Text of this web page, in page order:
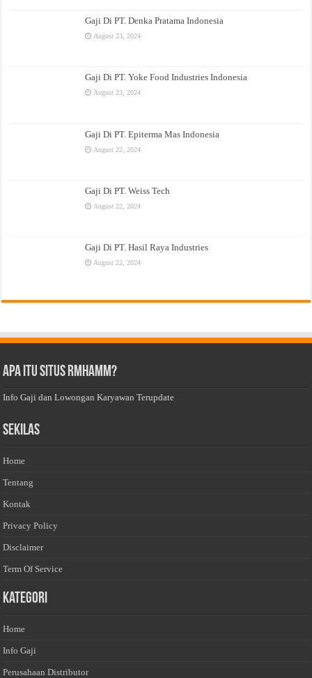
Gaji Di PT. Denka Pratama Indonesia
August 23, 2024
Gaji Di PT. Yoke Food Industries Indonesia
August 23, 2024
Gaji Di PT. Epiterma Mas Indonesia
August 22, 2024
Gaji Di PT. Weiss Tech
August 22, 2024
Gaji Di PT. Hasil Raya Industries
August 22, 2024
Apa Itu Situs Rmhamm?
Info Gaji dan Lowongan Karyawan Terupdate
Sekilas
Home
Tentang
Kontak
Privacy Policy
Disclaimer
Term Of Service
Kategori
Home
Info Gaji
Perusahaan Distributor